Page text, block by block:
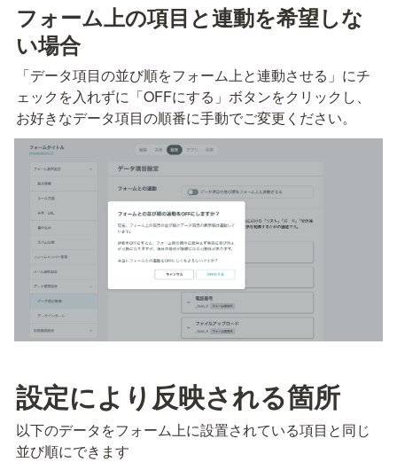
フォーム上の項目と連動を希望しな
い場合
「データ項目の並び順をフォーム上と連動させる」にチ
ェックを入れずに「OFFにする」ボタンをクリックし、
お好きなデータ項目の順番に手動でご変更ください。
設定により反映される箇所
以下のデータをフォーム上に設置されている項目と同じ
並び順にできます